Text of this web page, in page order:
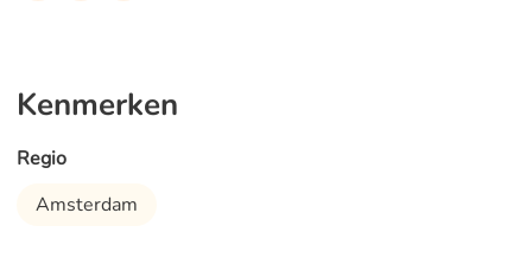
Kenmerken
Regio
Amsterdam